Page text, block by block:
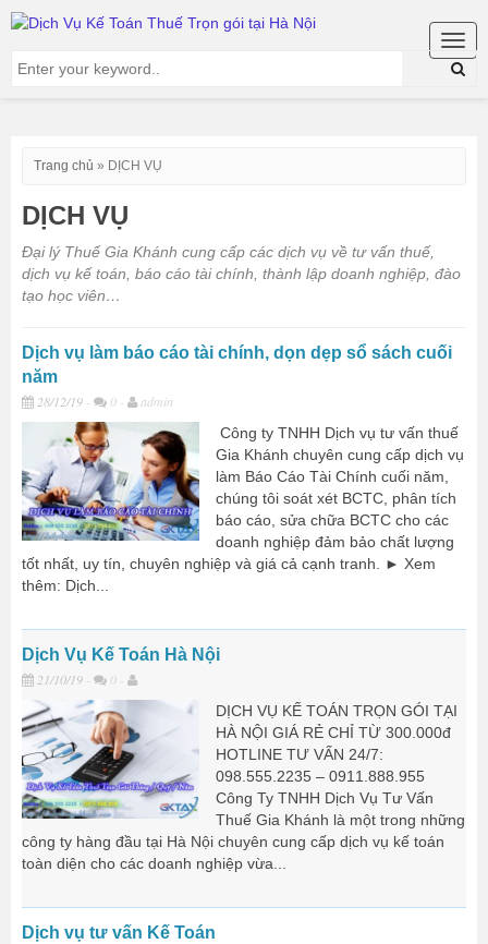
Trang chủ » DỊCH VỤ
DỊCH VỤ
Đại lý Thuế Gia Khánh cung cấp các dịch vụ về tư vấn thuế,
dịch vụ kế toán, báo cáo tài chính, thành lập doanh nghiệp, đào
tạo học viên…
Dịch vụ làm báo cáo tài chính, dọn dẹp sổ sách cuối
năm
28/12/19 - 0 -
admin
Công ty TNHH Dịch vụ tư vấn thuế
Gia Khánh chuyên cung cấp dịch vụ
làm Báo Cáo Tài Chính cuối năm,
chúng tôi soát xét BCTC, phân tích
báo cáo, sửa chữa BCTC cho các
doanh nghiệp đảm bảo chất lượng
tốt nhất, uy tín, chuyên nghiệp và giá cả cạnh tranh. ► Xem
thêm: Dịch...
Dịch Vụ Kế Toán Hà Nội
21/10/19 -
0 -
DỊCH VỤ KẾ TOÁN TRỌN GÓI TẠI
HÀ NỘI GIÁ RẺ CHỈ TỪ 300.000đ
HOTLINE TƯ VẤN 24/7:
098.555.2235 – 0911.888.955
Công Ty TNHH Dịch Vụ Tư Vấn
Thuế Gia Khánh là một trong những
công ty hàng đầu tại Hà Nội chuyên cung cấp dịch vụ kế toán
toàn diện cho các doanh nghiệp vừa...
Dịch vụ tư vấn Kế Toán